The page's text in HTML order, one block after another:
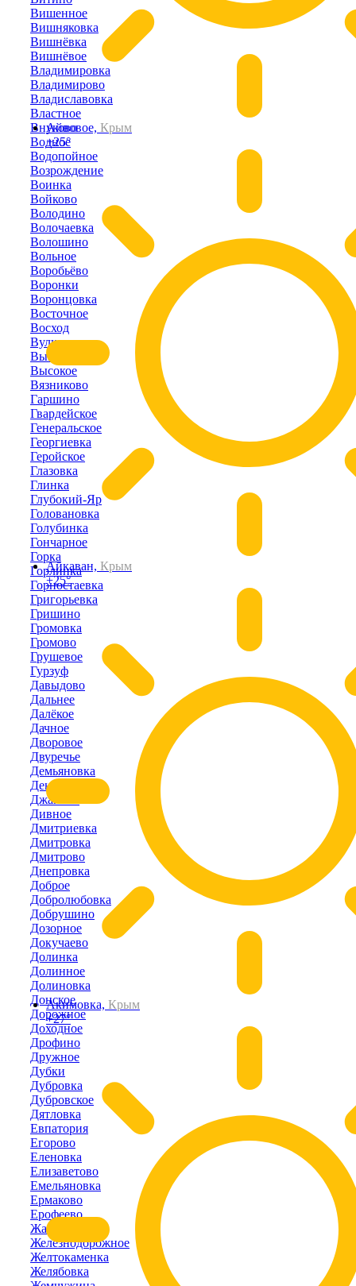
Айвовое, Крым
+25°
Айкаван, Крым
+25°
Акимовка, Крым
+27°
Вишенное
Вишняковка
Вишнёвка
Вишнёвое
Владимировка
Владимирово
Владиславовка
Властное
Внуково
Водное
Водопойное
Возрождение
Воинка
Войково
Володино
Волочаевка
Волошино
Вольное
Воробьёво
Воронки
Воронцовка
Восточное
Восход
Вулкановка
Выпасное
Высокое
Вязниково
Гаршино
Гвардейское
Генеральское
Георгиевка
Геройское
Глазовка
Глинка
Глубокий-Яр
Головановка
Голубинка
Гончарное
Горка
Горлинка
Горностаевка
Григорьевка
Гришино
Громовка
Громово
Грушевое
Гурзуф
Давыдово
Дальнее
Далёкое
Дачное
Дворовое
Двуречье
Демьяновка
Денисовка
Джанкой
Дивное
Дмитриевка
Дмитровка
Дмитрово
Днепровка
Доброе
Добролюбовка
Добрушино
Дозорное
Докучаево
Долинка
Долинное
Долиновка
Донское
Дорожное
Доходное
Дрофино
Дружное
Дубки
Дубровка
Дубровское
Дятловка
Евпатория
Егорово
Еленовка
Елизаветово
Емельяновка
Ермаково
Ерофеево
Жаворонки
Железнодорожное
Желтокаменка
Желябовка